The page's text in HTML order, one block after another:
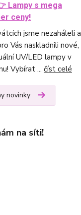
Lampy s mega
ceny!
jsme nezaháleli a
Vás naskladnili nové,
UV/LED lampy v
Vybírat ... číst celé
novinky
na síti!